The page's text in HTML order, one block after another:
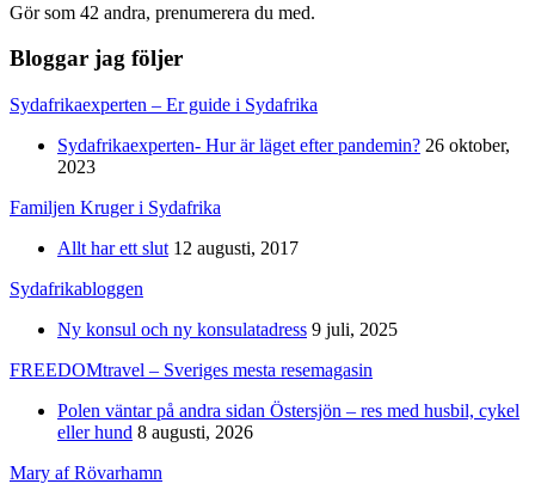
Gör som 42 andra, prenumerera du med.
Bloggar jag följer
Sydafrikaexperten – Er guide i Sydafrika
Sydafrikaexperten- Hur är läget efter pandemin? 26 oktober,
2023
Familjen Kruger i Sydafrika
Allt har ett slut 12 augusti, 2017
Sydafrikabloggen
Ny konsul och ny konsulatadress 9 juli, 2025
FREEDOMtravel – Sveriges mesta resemagasin
Polen väntar på andra sidan Östersjön – res med husbil, cykel
eller hund 8 augusti, 2026
Mary af Rövarhamn